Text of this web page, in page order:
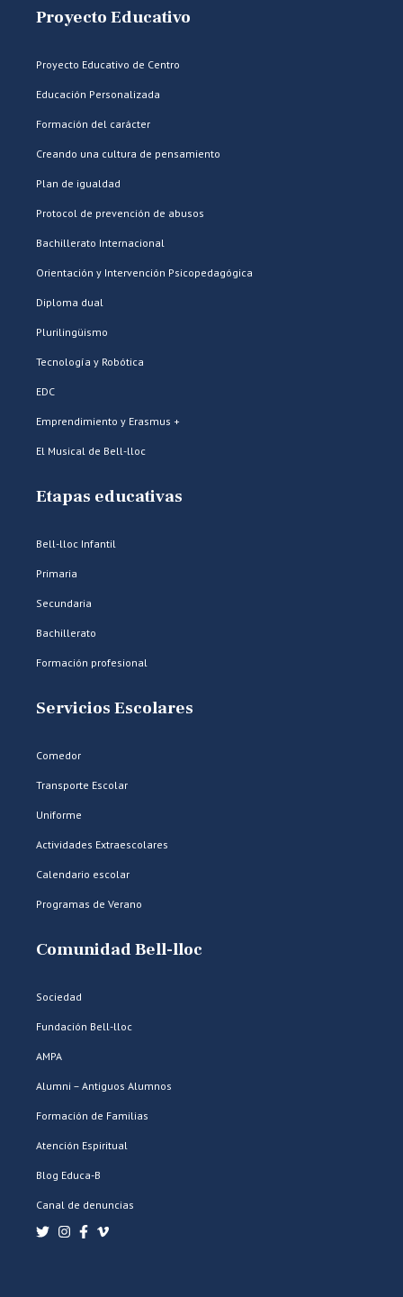
Proyecto Educativo
Proyecto Educativo de Centro
Educación Personalizada
Formación del carácter
Creando una cultura de pensamiento
Plan de igualdad
Protocol de prevención de abusos
Bachillerato Internacional
Orientación y Intervención Psicopedagógica
Diploma dual
Plurilingüismo
Tecnología y Robótica
EDC
Emprendimiento y Erasmus +
El Musical de Bell-lloc
Etapas educativas
Bell-lloc Infantil
Primaria
Secundaria
Bachillerato
Formación profesional
Servicios Escolares
Comedor
Transporte Escolar
Uniforme
Actividades Extraescolares
Calendario escolar
Programas de Verano
Comunidad Bell-lloc
Sociedad
Fundación Bell-lloc
AMPA
Alumni – Antiguos Alumnos
Formación de Familias
Atención Espiritual
Blog Educa-B
Canal de denuncias